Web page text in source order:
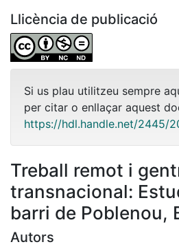
Llicència de publicació
Si us plau utilitzeu sempre
per citar o enllaçar aquest
https://hdl.handle.net/2445/
Treball remot i
transnacional:
barri de Poblenou,
Autors